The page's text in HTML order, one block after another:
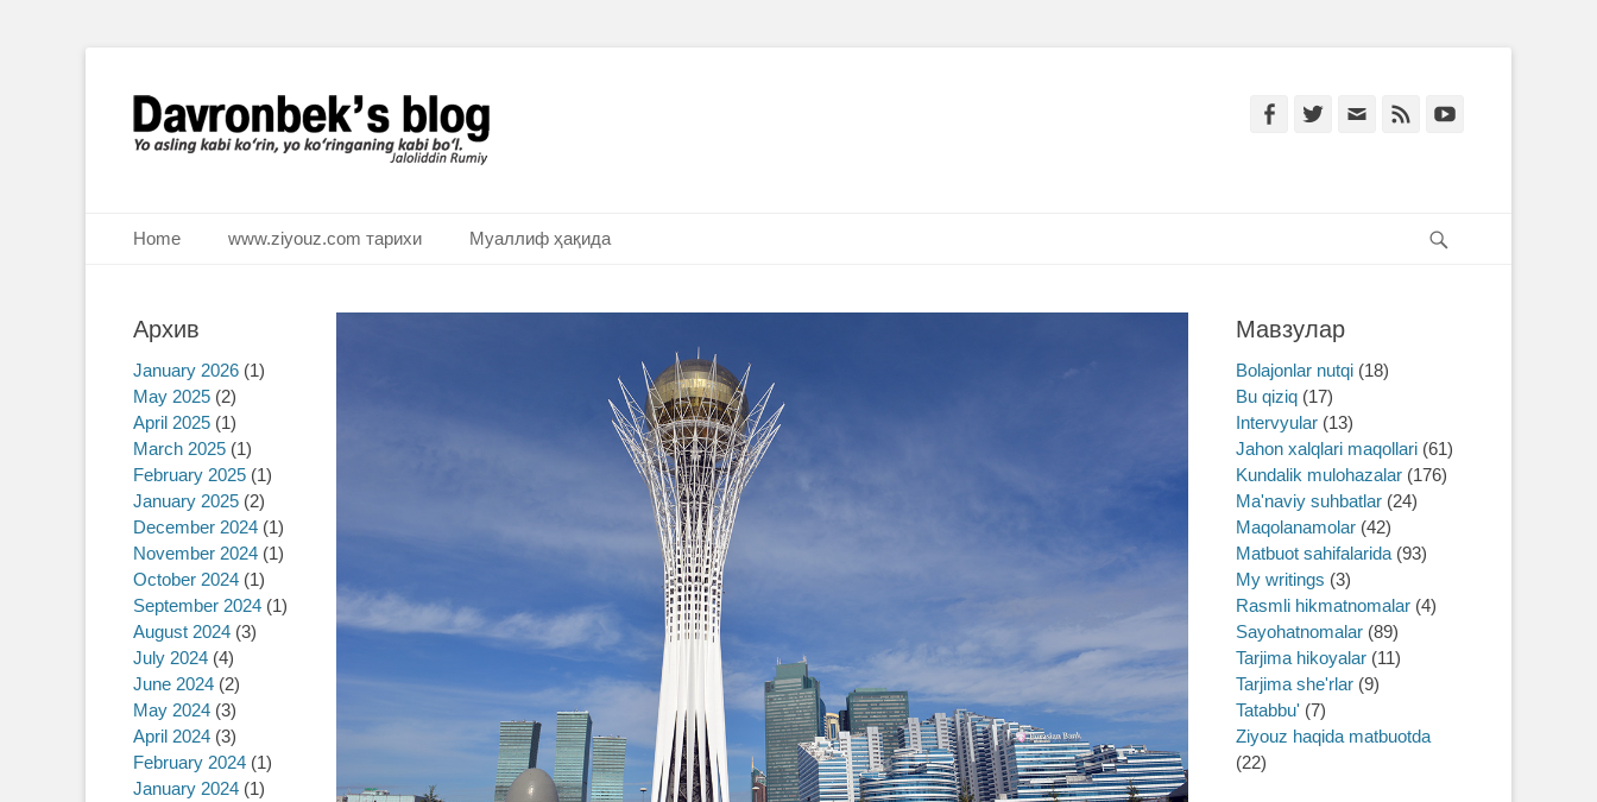
Davronbek's blog
Ё аслинг каби кўрин, ё кўринганинг каби бўл. Ж.Румий Facebook
Twitter Email Feed
Primary Menu
Home www.ziyouz.com тарихи Муаллиф ҳақида
Мавзулар
Bolajonlar nutqi (18)
Bu qiziq (17)
Intervyular (13)
Jahon xalqlari maqollari (61)
Kundalik mulohazalar (176)
Ma'naviy suhbatlar (24)
Maqolanamolar (42)
Matbuot sahifalarida (93)
My writings (3)
Rasmli hikmatnomalar (4)
Sayohatnomalar (89)
Tarjima hikoyalar (11)
Tarjima she'rlar (9)
Tatabbu' (7)
Ziyouz haqida matbuotda
(22)
Архив
January 2026 (1)
May 2025 (2)
April 2025 (1)
March 2025 (1)
February 2025 (1)
January 2025 (2)
December 2024 (1)
November 2024 (1)
October 2024 (1)
September 2024 (1)
August 2024 (3)
July 2024 (4)
June 2024 (2)
May 2024 (3)
April 2024 (3)
February 2024 (1)
January 2024 (1)